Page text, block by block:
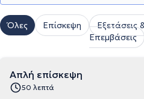
Όλες Επίσκεψη
Εξετάσεις
Επεμβάσεις
Απλή επίσκεψη
50 λεπτά